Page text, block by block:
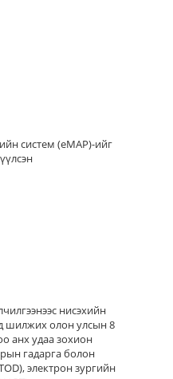
систем (eMAP)-ийг
нисэхийн
шилжих олон улсын 8
анх удаа зохион
гадарга болон
электрон зургийн